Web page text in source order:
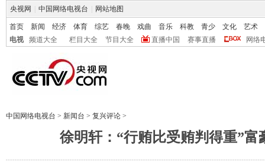
央视网 中国网络电视台 网站地图
首页 新闻 经济 体育 综艺 春晚 戏曲 音乐 科教 青少 文化
艺术
电视
频道大全 栏目大全 节目大全 直播中国 赛事直播 网络
中国网络电视台 > 新闻台 > 复兴评论 >
徐明轩：“行贿比受贿判得重”富